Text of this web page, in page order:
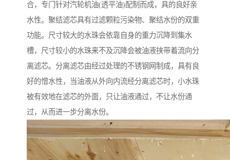
合，专门针对汽轮机油(透平油)配制而成，具的良好亲
水性。聚结滤芯具有过滤颗粒污染物、聚结水份的双重
功能。尺寸较大的水珠会依靠自身的重力沉降到集水
槽，尺寸较小的水珠来不及沉降会被油液挟带着流向分
离滤芯。分离滤芯由经过处理的不锈钢网制成，具有良
好的憎水性，当油液从外向内流经分离滤芯时，小水珠
被有效地在滤芯的外面，只让油液通过，不让水份通
过，从而进一步分离水份。